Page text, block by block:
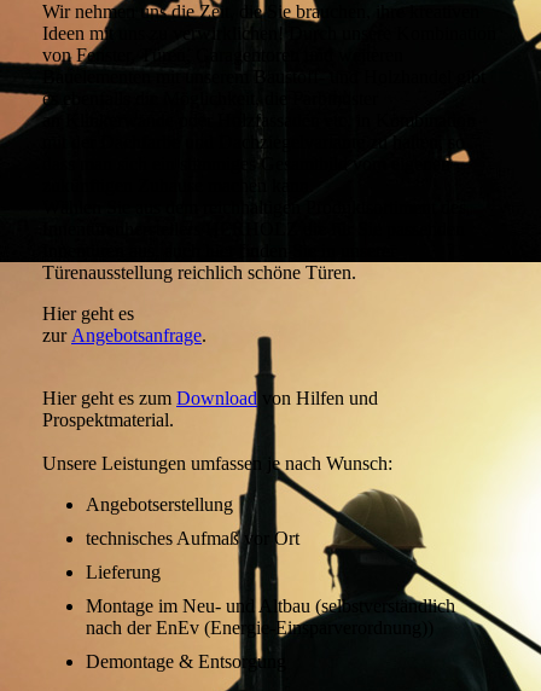
Wir nehmen uns die Zeit, die Sie brauchen, ihre kreativen
Ideen mit uns zu verwirklichen! Durch unsere Kombination
von Fenster, Türen, Garagentoren und weiteren
Bauelementen mit unserem Baustoff- und Holzhandel gibt
es ebenfalls die Möglichkeit, die Farbmuster
an Klinkerwände oder Holzfassaden etc. in Kombination
mit der Dachfarbe und Dachziegelvariante zu halten, so
dass man sich ein stimmiges Gesamtbild vom eigenen
Türenausstellung reichlich schöne Türen.
Hier geht es
zur Angebotsanfrage.
Hier geht es zum Download von Hilfen und
Prospektmaterial.
Unsere Leistungen umfassen je nach Wunsch:
Angebotserstellung
technisches Aufmaß vor Ort
Lieferung
Montage im Neu- und Altbau (selbstverständlich
nach der EnEv (Energie-Einsparverordnung))
Demontage & Entsorgung